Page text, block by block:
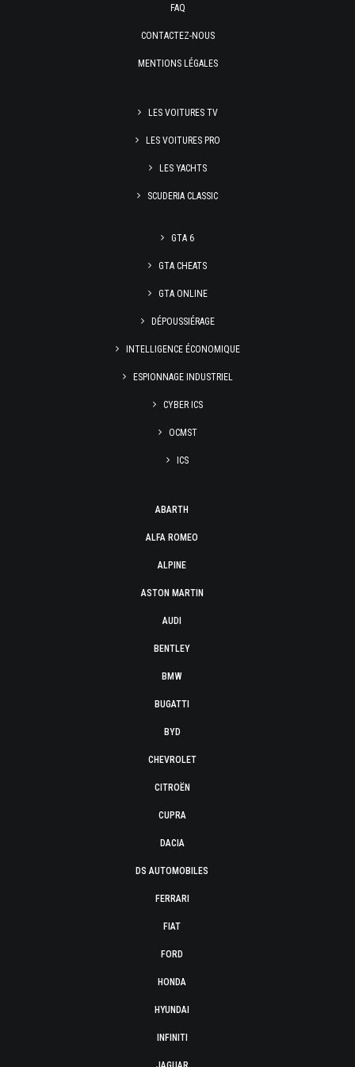
FAQ
CONTACTEZ-NOUS
MENTIONS LÉGALES
LES VOITURES TV
LES VOITURES PRO
LES YACHTS
SCUDERIA CLASSIC
GTA 6
GTA CHEATS
GTA ONLINE
DÉPOUSSIÉRAGE
INTELLIGENCE ÉCONOMIQUE
ESPIONNAGE INDUSTRIEL
CYBER ICS
OCMST
ICS
ABARTH
ALFA ROMEO
ALPINE
ASTON MARTIN
AUDI
BENTLEY
BMW
BUGATTI
BYD
CHEVROLET
CITROËN
CUPRA
DACIA
DS AUTOMOBILES
FERRARI
FIAT
FORD
HONDA
HYUNDAI
INFINITI